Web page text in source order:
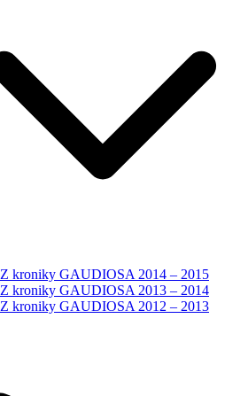
Z kroniky GAUDIOSA 2014 – 2015
Z kroniky GAUDIOSA 2013 – 2014
Z kroniky GAUDIOSA 2012 – 2013